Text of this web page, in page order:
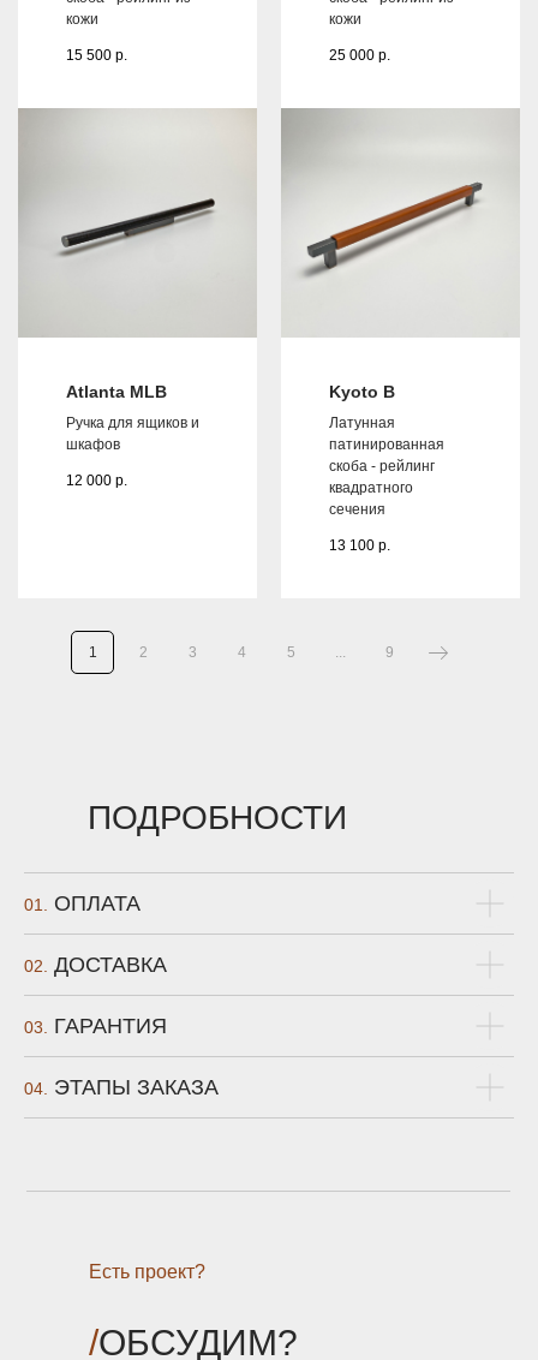
кожи
15 500 р.
кожи
25 000 р.
Atlanta MLB
Ручка для ящиков и
шкафов
12 000 р.
Kyoto B
Латунная
патинированная
скоба - рейлинг
квадратного
сечения
13 100 р.
1 2 3 4 5 9
ПОДРОБНОСТИ
01. ОПЛАТА
02. ДОСТАВКА
03. ГАРАНТИЯ
04. ЭТАПЫ ЗАКАЗА
/ОБСУДИМ?
Есть проект?